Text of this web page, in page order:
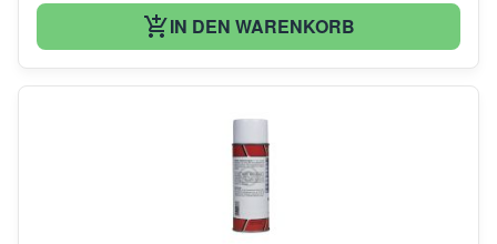
IN DEN WARENKORB